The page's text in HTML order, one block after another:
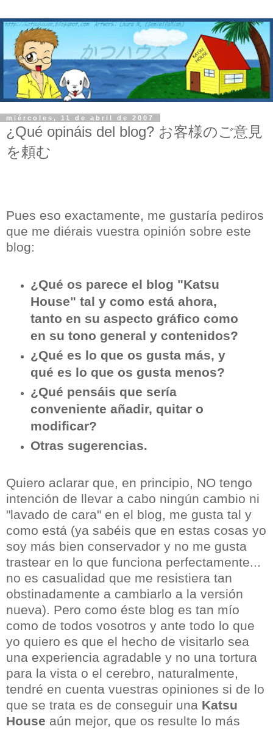
miércoles, 11 de abril de 2007
¿Qué opináis del blog? お客様のご意見
を頼む
Pues eso exactamente, me gustaría pediros
que me diérais vuestra opinión sobre este
blog:
¿Qué os parece el blog "Katsu
House" tal y como está ahora,
tanto en su aspecto gráfico como
en su tono general y contenidos?
¿Qué es lo que os gusta más, y
qué es lo que os gusta menos?
¿Qué pensáis que sería
conveniente añadir, quitar o
modificar?
Otras sugerencias.
Quiero aclarar que, en principio, NO tengo
intención de llevar a cabo ningún cambio ni
"lavado de cara" en el blog, me gusta tal y
como está (ya sabéis que en estas cosas yo
soy más bien conservador y no me gusta
trastear en lo que funciona perfectamente...
no es casualidad que me resistiera tan
obstinadamente a cambiarlo a la versión
nueva). Pero como éste blog es tan mío
como de todos vosotros y ante todo lo que
yo quiero es que el hecho de visitarlo sea
una experiencia agradable y no una tortura
para la vista o el cerebro, naturalmente,
tendré en cuenta vuestras opiniones si de lo
que se trata es de conseguir una Katsu
House aún mejor, que os resulte lo más